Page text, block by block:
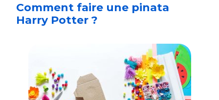
Comment faire une pinata
Harry Potter ?